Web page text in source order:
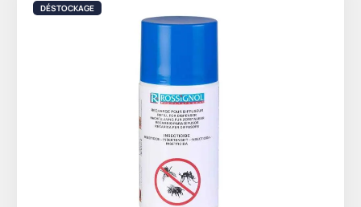
récent
au
plus
ancien
DÉSTOCKAGE